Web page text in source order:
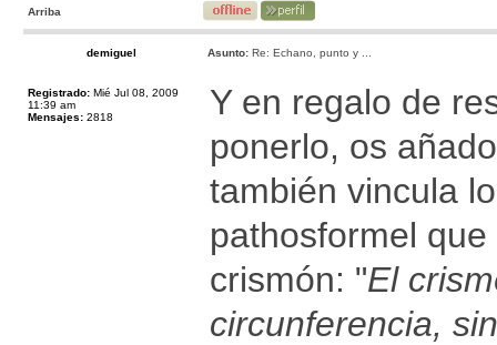
Arriba
demiguel Asunto: Re: Echano, punto y ...
Registrado: Mié Jul 08, 2009
11:39 am
Mensajes: 2818
Y en regalo de
ponerlo, os
también vincula
pathosformel
crismón: "El
circunferencia,